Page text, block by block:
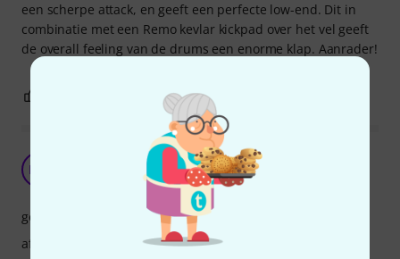
een scherpe attack, en geeft een perfecte low-end. Dit in
combinatie met een Remo kevlar kickpad over het vel geeft
de overall feeling van de drums een enorme klap. Aanrader!
EVALUATIE MELDEN
HM
Han M. 01.03.2017
geluid
afwerking